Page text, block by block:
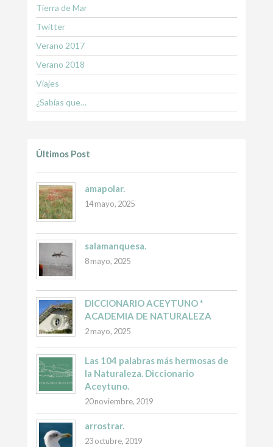
Tierra de Mar
Twitter
Verano 2017
Verano 2018
Viajes
¿Sabías que…
Últimos Post
amapolar.
14 mayo, 2025
salamanquesa.
8 mayo, 2025
DICCIONARIO ACEYTUNO *
ACADEMIA DE NATURALEZA
2 mayo, 2025
Las 104 palabras más hermosas de
la Naturaleza. Diccionario
Aceytuno.
20 noviembre, 2019
arrostrar.
23 octubre, 2019